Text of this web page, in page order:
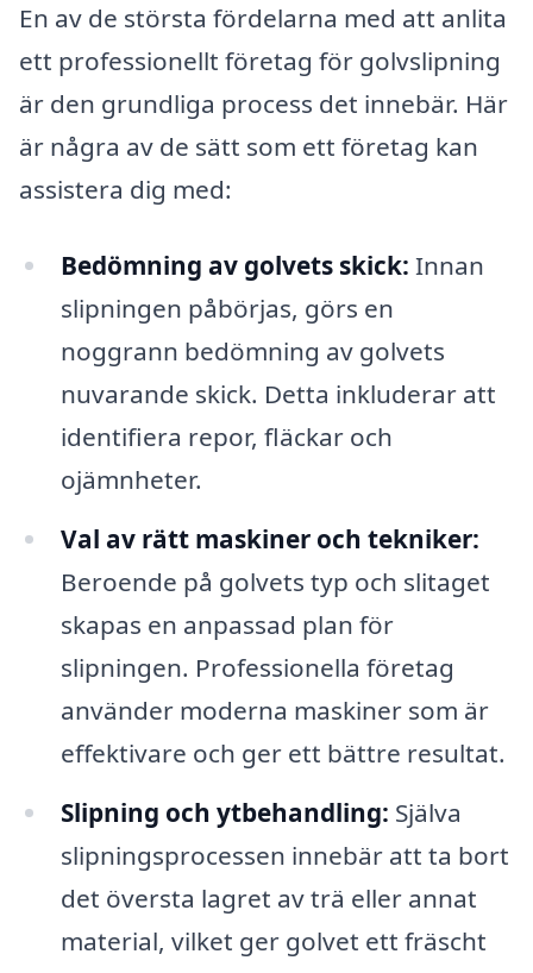
En av de största fördelarna med att anlita
ett professionellt företag för golvslipning
är den grundliga process det innebär. Här
är några av de sätt som ett företag kan
assistera dig med:
Bedömning av golvets skick: Innan
slipningen påbörjas, görs en
noggrann bedömning av golvets
nuvarande skick. Detta inkluderar att
identifiera repor, fläckar och
ojämnheter.
Val av rätt maskiner och tekniker:
Beroende på golvets typ och slitaget
skapas en anpassad plan för
slipningen. Professionella företag
använder moderna maskiner som är
effektivare och ger ett bättre resultat.
Slipning och ytbehandling: Själva
slipningsprocessen innebär att ta bort
det översta lagret av trä eller annat
material, vilket ger golvet ett fräscht